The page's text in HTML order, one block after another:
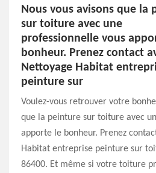
Nous vous avisons que la
sur toiture avec une
professionnelle vous
bonheur. Prenez contact
Nettoyage Habitat
peinture sur
Voulez-vous retrouver votre
que la peinture sur toiture avec
apporte le bonheur. Prenez
Habitat entreprise peinture sur
86400. Et même si votre toiture